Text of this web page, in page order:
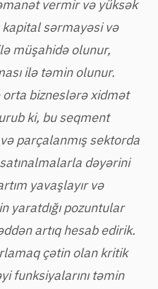
vermir və yüksək
kapital sərmayəsi və
müşahidə olunur,
ilə təmin olunur.
bizneslərə xidmət
ki, bu seqment
parçalanmış sektorda
dəyərini
yavaşlayır və
yaratdığı pozuntular
artıq hesab edirik.
çətin olan kritik
funksiyalarını təmin